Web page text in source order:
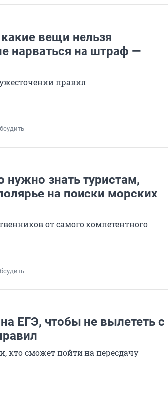
вещи нельзя
нарваться на штраф —
правил
нужно знать туристам,
на поиски морских
от самого компетентного
ЕГЭ, чтобы не вылететь с
кто сможет пойти на пересдачу